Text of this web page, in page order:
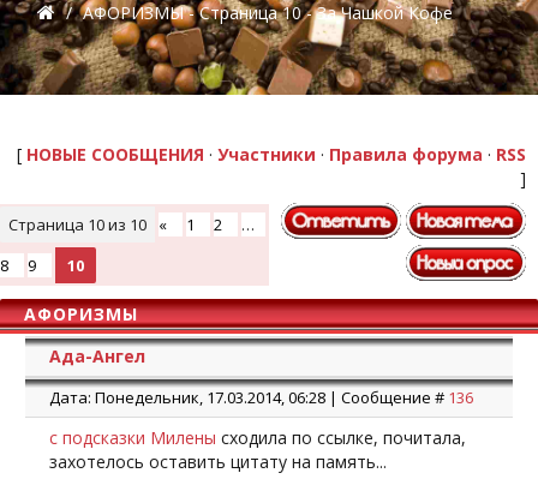
/ АФОРИЗМЫ - Страница 10 - За Чашкой Кофе
[ НОВЫЕ СООБЩЕНИЯ · Участники · Правила форума · RSS
]
Страница 10из 10 « 1 2
…
8
9 10
АФОРИЗМЫ
Ада-Ангел
Дата: Понедельник, 17.03.2014, 06:28 | Сообщение # 136
с подсказки Милены сходила по ссылке, почитала,
захотелось оставить цитату на память...